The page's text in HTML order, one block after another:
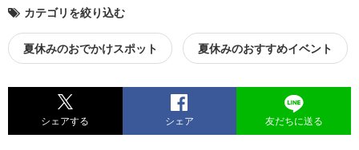
カテゴリを絞り込む
夏休みのおでかけスポット 夏休みのおすすめイベント
シェアする シェア 友だちに送る